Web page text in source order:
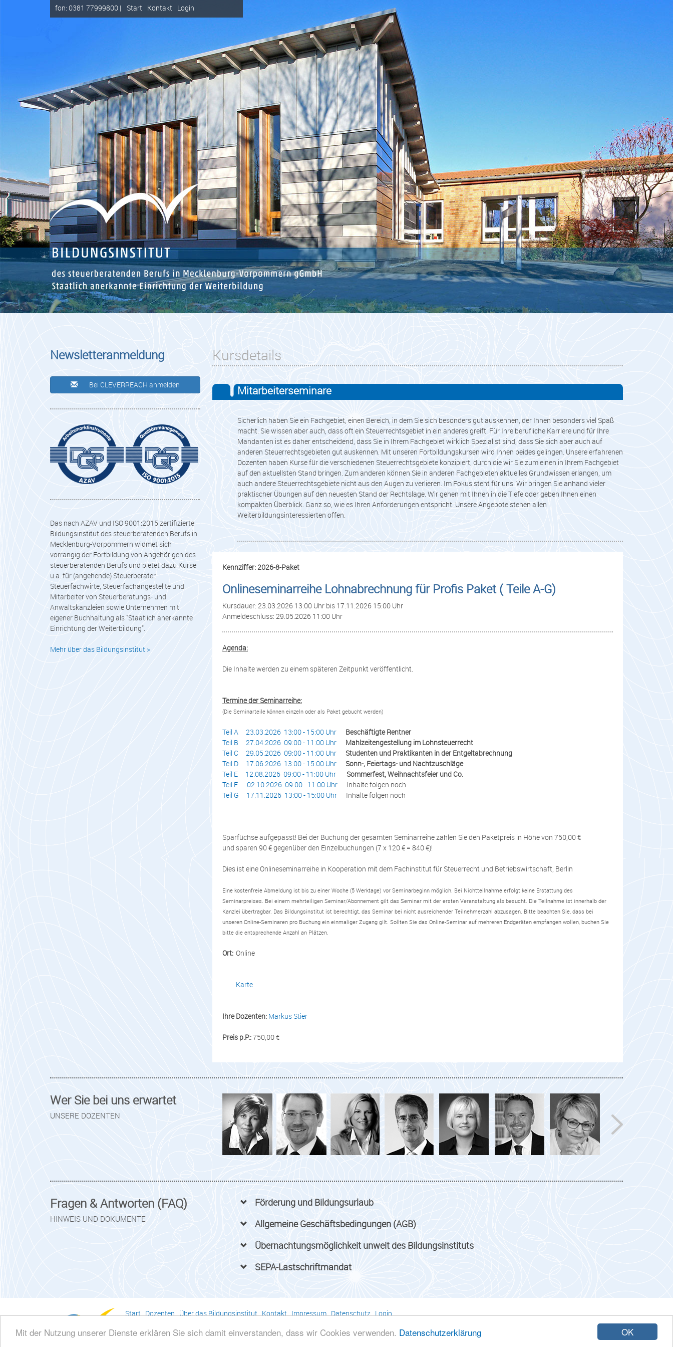
OK
Mit der Nutzung unserer Dienste erklären Sie sich damit einverstanden, dass wir Cookies verwenden. Datenschutzerklärung
fon: 0381 77999800 | Start Kontakt Login
Kursdetails
Mitarbeiterseminare
Sicherlich haben Sie ein Fachgebiet, einen Bereich, in dem Sie sich besonders gut auskennen, der Ihnen besonders viel Spaß
macht. Sie wissen aber auch, dass oft ein Steuerrechtsgebiet in ein anderes greift. Für Ihre berufliche Karriere und für Ihre
Mandanten ist es daher entscheidend, dass Sie in Ihrem Fachgebiet wirklich Spezialist sind, dass Sie sich aber auch auf
anderen Steuerrechtsgebieten gut auskennen. Mit unseren Fortbildungskursen wird Ihnen beides gelingen. Unsere erfahrenen
Dozenten haben Kurse für die verschiedenen Steuerrechtsgebiete konzipiert, durch die wir Sie zum einen in Ihrem Fachgebiet
auf den aktuellsten Stand bringen. Zum anderen können Sie in anderen Fachgebieten aktuelles Grundwissen erlangen, um
auch andere Steuerrechtsgebiete nicht aus den Augen zu verlieren. Im Fokus steht für uns: Wir bringen Sie anhand vieler
praktischer Übungen auf den neuesten Stand der Rechtslage. Wir gehen mit Ihnen in die Tiefe oder geben Ihnen einen
kompakten Überblick. Ganz so, wie es Ihren Anforderungen entspricht. Unsere Angebote stehen allen
Weiterbildungsinteressierten offen.
Kennziffer: 2026-8-Paket
Onlineseminarreihe Lohnabrechnung für Profis Paket ( Teile A-G)
Kursdauer: 23.03.2026 13:00 Uhr bis 17.11.2026 15:00 Uhr
Anmeldeschluss: 29.05.2026 11:00 Uhr
Agenda:
Die Inhalte werden zu einem späteren Zeitpunkt veröffentlicht.
Termine der Seminarreihe:
(Die Seminarteile können einzeln oder als Paket gebucht werden)
Teil A 23.03.2026 13:00 - 15:00 Uhr
Beschäftigte Rentner
Teil B 27.04.2026 09:00 - 11:00 Uhr
Mahlzeitengestellung im Lohnsteuerrecht
Teil C 29.05.2026 09:00 - 11:00 Uhr
Studenten und Praktikanten in der Entgeltabrechnung
Teil D 17.06.2026 13:00 - 15:00 Uhr
Sonn-, Feiertags- und Nachtzuschläge
Teil E 12.08.2026 09:00 - 11:00 Uhr
Sommerfest, Weihnachtsfeier und Co.
Teil F 02.10.2026 09:00 - 11:00 Uhr
Inhalte folgen noch
Teil G 17.11.2026 13:00 - 15:00 Uhr
Inhalte folgen noch
Sparfüchse aufgepasst! Bei der Buchung der gesamten Seminarreihe zahlen Sie den Paketpreis in Höhe von 750,00 €
und sparen 90 € gegenüber den Einzelbuchungen (7 x 120 € = 840 €)!
Dies ist eine Onlineseminarreihe in Kooperation mit dem Fachinstitut für Steuerrecht und Betriebswirtschaft, Berlin
Eine kostenfreie Abmeldung ist bis zu einer Woche (5 Werktage) vor Seminarbeginn möglich. Bei Nichtteilnahme erfolgt keine Erstattung des
Seminarpreises. Bei einem mehrteiligen Seminar/Abonnement gilt das Seminar mit der ersten Veranstaltung als besucht. Die Teilnahme ist innerhalb der
Kanzlei übertragbar. Das Bildungsinstitut ist berechtigt, das Seminar bei nicht ausreichender Teilnehmerzahl abzusagen. Bitte beachten Sie, dass bei
unseren Online-Seminaren pro Buchung ein einmaliger Zugang gilt. Sollten Sie das Online-Seminar auf mehreren Endgeräten empfangen wollen, buchen Sie
bitte die entsprechende Anzahl an Plätzen.
Ort: Online
Karte
Ihre Dozenten: Markus Stier
Preis p.P.:750,00 €
Newsletteranmeldung
Bei CLEVERREACH anmelden
Das nach AZAV und ISO 9001:2015 zertifizierte
Bildungsinstitut des steuerberatenden Berufs in
Mecklenburg-Vorpommern widmet sich
vorrangig der Fortbildung von Angehörigen des
steuerberatenden Berufs und bietet dazu Kurse
u.a. für (angehende) Steuerberater,
Steuerfachwirte, Steuerfachangestellte und
Mitarbeiter von Steuerberatungs- und
Anwaltskanzleien sowie Unternehmen mit
eigener Buchhaltung als "Staatlich anerkannte
Einrichtung der Weiterbildung".
Mehr über das Bildungsinstitut >
Wer Sie bei uns erwartet
UNSERE DOZENTEN
Fragen & Antworten (FAQ)
HINWEIS UND DOKUMENTE
Förderung und Bildungsurlaub
Allgemeine Geschäftsbedingungen (AGB)
Übernachtungsmöglichkeit unweit des Bildungsinstituts
SEPA-Lastschriftmandat
Start Dozenten Über das Bildungsinstitut Kontakt Impressum Datenschutz Login
Bildungsinstitut des steuerberatenden Berufs in Mecklenburg-Vorpommern gGmbH . Ostseeallee 40 . 18107 Rostock